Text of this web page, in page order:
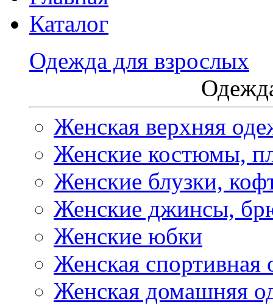
Каталог
Одежда для взрослых
Женская верхняя
Женские костюмы,
Женские блузки,
Женские джинсы,
Женские юбки
Женская спортивная
Женская домашняя